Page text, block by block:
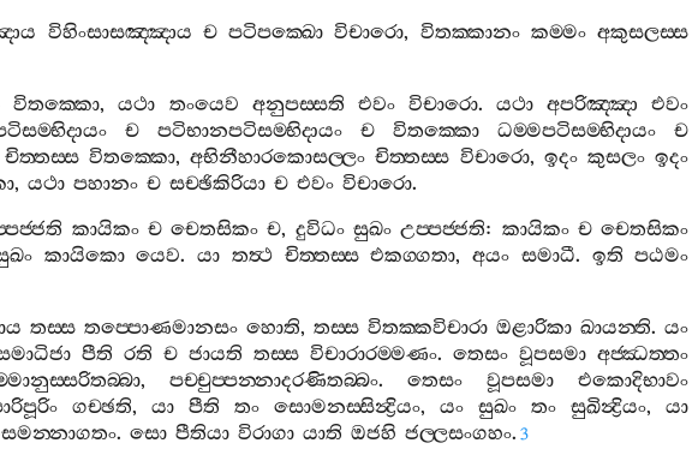
විහිංසාසඤ‍්ඤාය ච පටිපක‍්ඛො විචාරො, විතක‍්කානං කම‍්මං අකුසලස‍්ස
විතක‍්කො,යථා තංයෙව අනුපස‍්සති එවං විචාරො. යථා අපරිඤ‍්ඤා
එවං
ච පටිභානපටිසම‍්භිදායං ච විතක‍්කො ධම‍්මපටිසම‍්භිදායං
ච
චිත‍්තස‍්ස විතක‍්කො,අභිනීහාරකොසල‍්ලං චිත‍්තස‍්ස විචාරො, ඉදං කුසලං ඉදං
, යථා පහානං ච සච‍්ඡිකිරියා ච එවං විචාරො.
කායිකං ච චෙතසිකං ච, දුවිධං සුඛං උප‍්පජ‍්ජති: කායිකං ච චෙතසිකං
කායිකො යෙව.යා තත්‍ථ චිත‍්තස‍්ස එකග‍්ගතා,අයං සමාධී. ඉති පඨමං
තස‍්ස තප‍්පොණමානසං හොති, තස‍්ස විතක‍්කවිචාරා ඔළාරිකා ඛායන‍්ති. යං
පීති රති ච ජායති තස‍්ස විචාරාරම‍්මණං. තෙසං වූපසමා අජ‍්ඣත‍්තං
,පච‍්චුප‍්පන‍්නාදරණිතබ‍්බං.තෙසං වූපසමා
එකොදිභාවං
ගච‍්ඡති, යා පීති තං සොමනස‍්සින්‍ද්‍රියං, යං සුඛං තං සුඛින්‍ද්‍රියං, යා
. සො පීතියා විරාගා යාති ඔජහි ජල‍්ලසංගහං. 3